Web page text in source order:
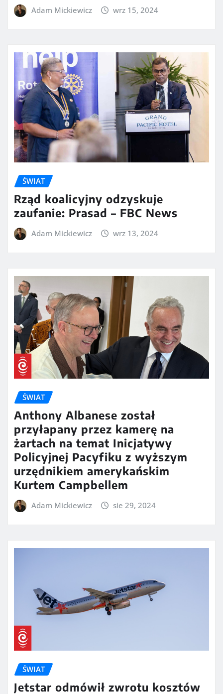
Adam Mickiewicz wrz 15, 2024
ŚWIAT
Rząd koalicyjny odzyskuje
zaufanie: Prasad – FBC News
Adam Mickiewicz wrz 13, 2024
ŚWIAT
Anthony Albanese został
przyłapany przez kamerę na
żartach na temat Inicjatywy
Policyjnej Pacyfiku z wyższym
urzędnikiem amerykańskim
Kurtem Campbellem
Adam Mickiewicz sie 29, 2024
ŚWIAT
Jetstar odmówił zwrotu kosztów